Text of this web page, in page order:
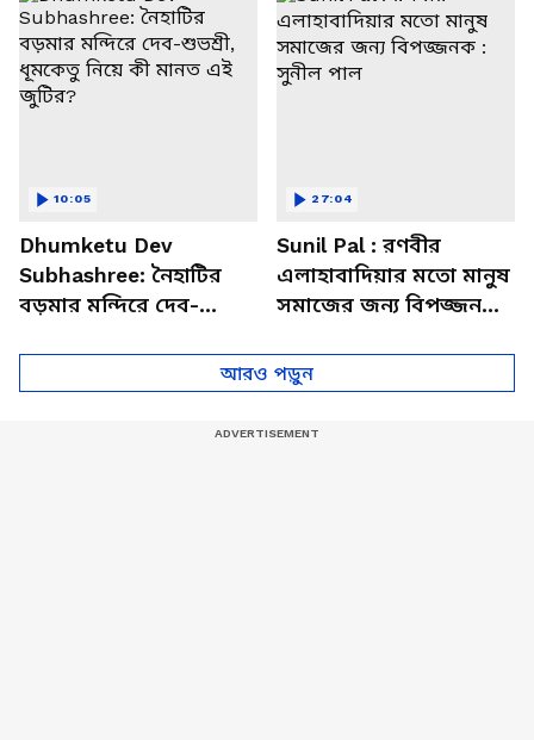
Dhumketu Dev
Subhashree: নৈহাটির
বড়মার মন্দিরে দেব-
10:05
Sunil Pal : রণবীর
এলাহাবাদিয়ার মতো মানুষ
সমাজের জন্য বিপজ্জনক :
27:04
আরও পড়ুন